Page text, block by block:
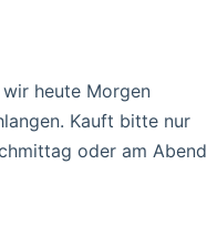
heute Morgen
Kauft bitte nur
oder am Abend